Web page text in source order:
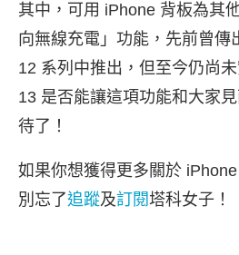
其中，可用 iPhone 背板為其
向無線充電」功能，先前曾傳
12 系列中推出，但至今仍尚
13 是否能讓這項功能和大家
待了！
如果你想獲得更多關於
別忘了追蹤及訂閱塔科女子！